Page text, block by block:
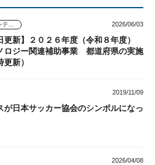
2026/06/03
更新】２０２６年度（令和８年度）
ロジー関連補助事業 都道府県の実施
新）
2019/11/09
が日本サッカー協会のシンボルになっ
2026/04/08